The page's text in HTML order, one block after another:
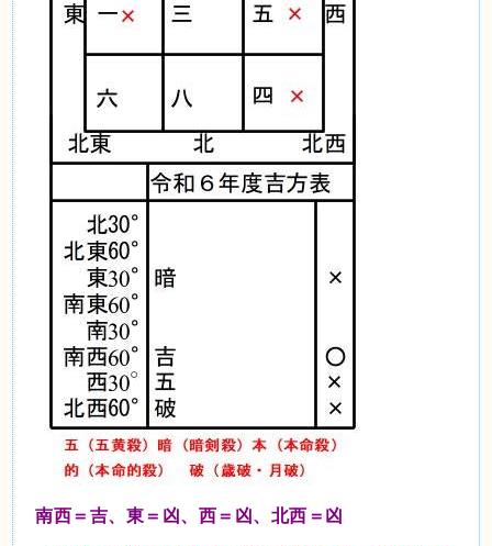
南西＝吉、東＝凶、西＝凶、北西＝凶